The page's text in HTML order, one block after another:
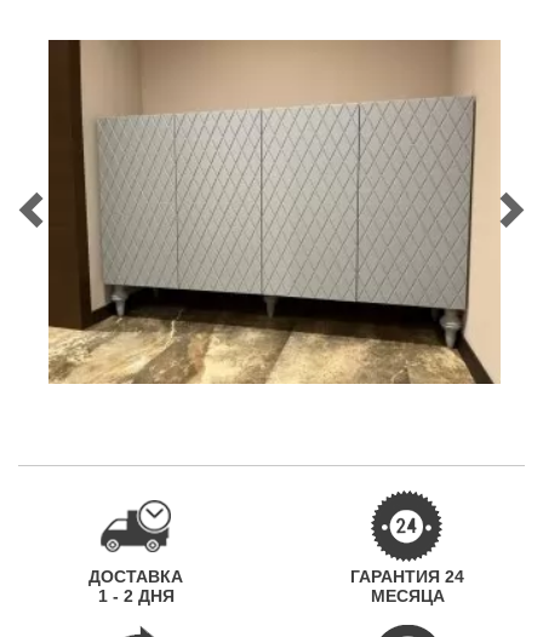
ДОСТАВКА
1 - 2 ДНЯ
ГАРАНТИЯ 24
МЕСЯЦА